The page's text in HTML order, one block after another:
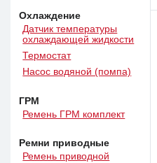
Охлаждение
Датчик температуры
охлаждающей жидкости
Термостат
Насос водяной (помпа)
ГРМ
Ремень ГРМ комплект
Ремни приводные
Ремень приводной